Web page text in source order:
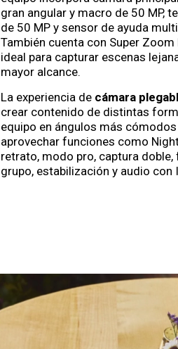
gran angular y macro de 50 MP,
de 50 MP y sensor de ayuda
También cuenta con Super Zoom
ideal para capturar escenas
mayor alcance.
La experiencia de cámara
crear contenido de distintas
equipo en ángulos más cómodos
aprovechar funciones como
retrato, modo pro, captura doble,
grupo, estabilización y audio con